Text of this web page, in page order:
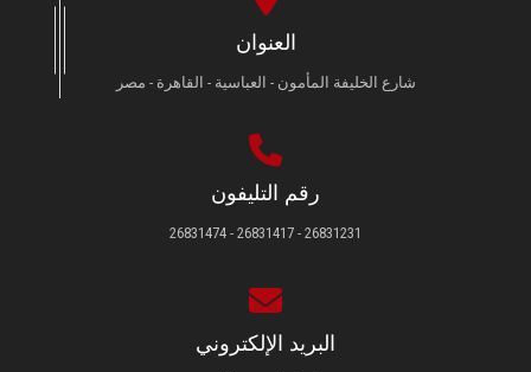
العنوان
شارع الخليفة المأمون - العباسية - القاهرة - مصر
رقم التليفون
26831231 - 26831417 - 26831474
البريد الإلكتروني